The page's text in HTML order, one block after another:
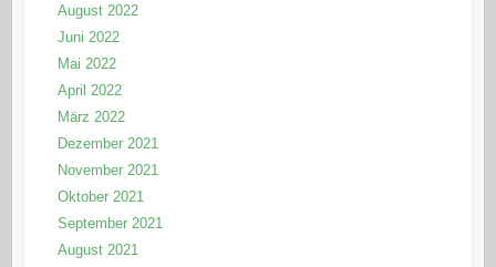
August 2022
Juni 2022
Mai 2022
April 2022
März 2022
Dezember 2021
November 2021
Oktober 2021
September 2021
August 2021